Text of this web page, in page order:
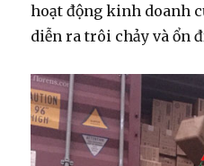
hoạt động kinh doanh
diễn ra trôi chảy và ổn